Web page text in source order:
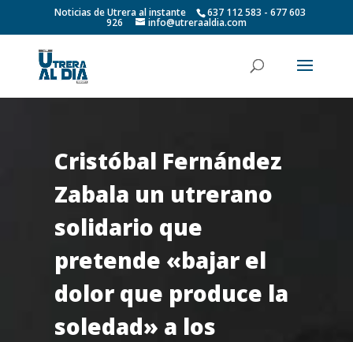
Noticias de Utrera al instante 637 112 583 - 677 603
926 info@utreraaldia.com
Cristóbal Fernández
Zabala un utrerano
solidario que
pretende «bajar el
dolor que produce la
soledad» a los